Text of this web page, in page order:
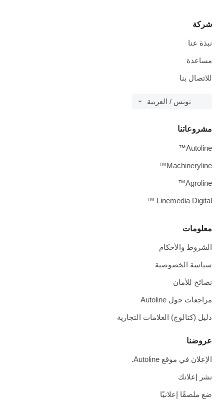
شركة
نبذة عنا
مساعدة
للاتصال بنا
تونس / العربية
معلومات
الشروط والأحكام
سياسة الخصوصية
نصائح للأمان
مراجعات حول Autoline
دليل (كتالوج) العلامات التجارية
عروضنا
الإعلان في موقع Autoline.
نشر إعلانك
ضع ملصقًا إعلانيًا
مشروعاتنا
Autoline™
Machineryline™
Agroline™
Linemedia Digital ™